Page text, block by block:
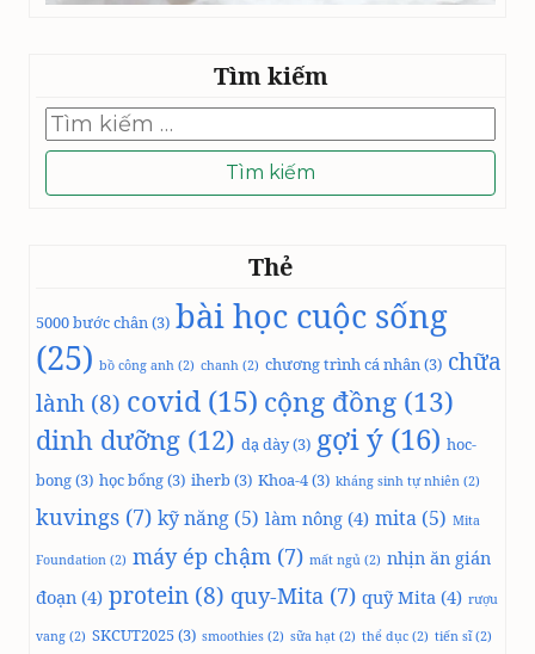
Tìm kiếm
Tìm
kiếm
cho:
Thẻ
5000 bước chân(3) bài học cuộc sống
(25) bồ công anh (2) chanh (2) chương trình cá nhân(3) chữa
lành (8) covid (15) cộng đồng (13)
dinh dưỡng (12) dạ dày(3) gợi ý (16) hoc-
bong(3) học bổng(3) iherb(3) Khoa-4(3) kháng sinh tự nhiên (2)
kuvings (7) kỹ năng (5) làm nông (4) mita (5) Mita
Foundation (2) máy ép chậm (7) mất ngủ (2) nhịn ăn gián
đoạn (4) protein (8) quy-Mita (7) quỹ Mita (4) rượu
vang (2) SKCUT2025(3) smoothies (2) sữa hạt (2) thể dục (2) tiến sĩ(2)